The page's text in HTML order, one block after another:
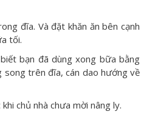
đĩa. Và đặt khăn ăn bên cạnh
tối.
bạn đã dùng xong bữa bằng
song trên đĩa, cán dao hướng về
chủ nhà chưa mời nâng ly.